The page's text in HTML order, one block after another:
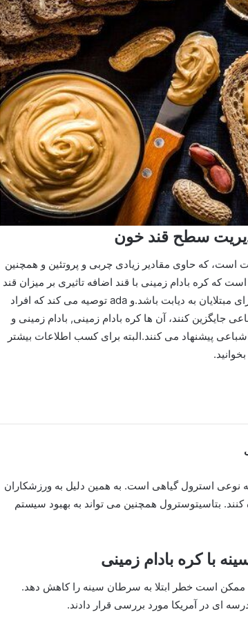
سطح قند خون
است، که حاوی مقادیر زیادی چربی و پروتئین و همچنین
که کره بادام زمینی با قند اضافه تاثیری بر میزان قند
خون ندارد و می تواند گزینه خوب و مناسبی برای مبتلایان به دیابت باشد.و ada توصیه می کند که افراد
جایگزین کنند، آن ها کره بادام زمینی, بادام زمینی و
پیشنهاد می کنند.البته برای کسب اطلاعات بیشتر
بخوانید.
نوعی استرول گیاهی است. به همین دلیل به ورزشکاران
بتاسیتوسترول همچنین می تواند به بهبود سیستم
با کره بادام زمینی
ممکن است خطر ابتلا به سرطان سینه را کاهش دهد.
ای در آمریکا مورد بررسی قرار دادند.